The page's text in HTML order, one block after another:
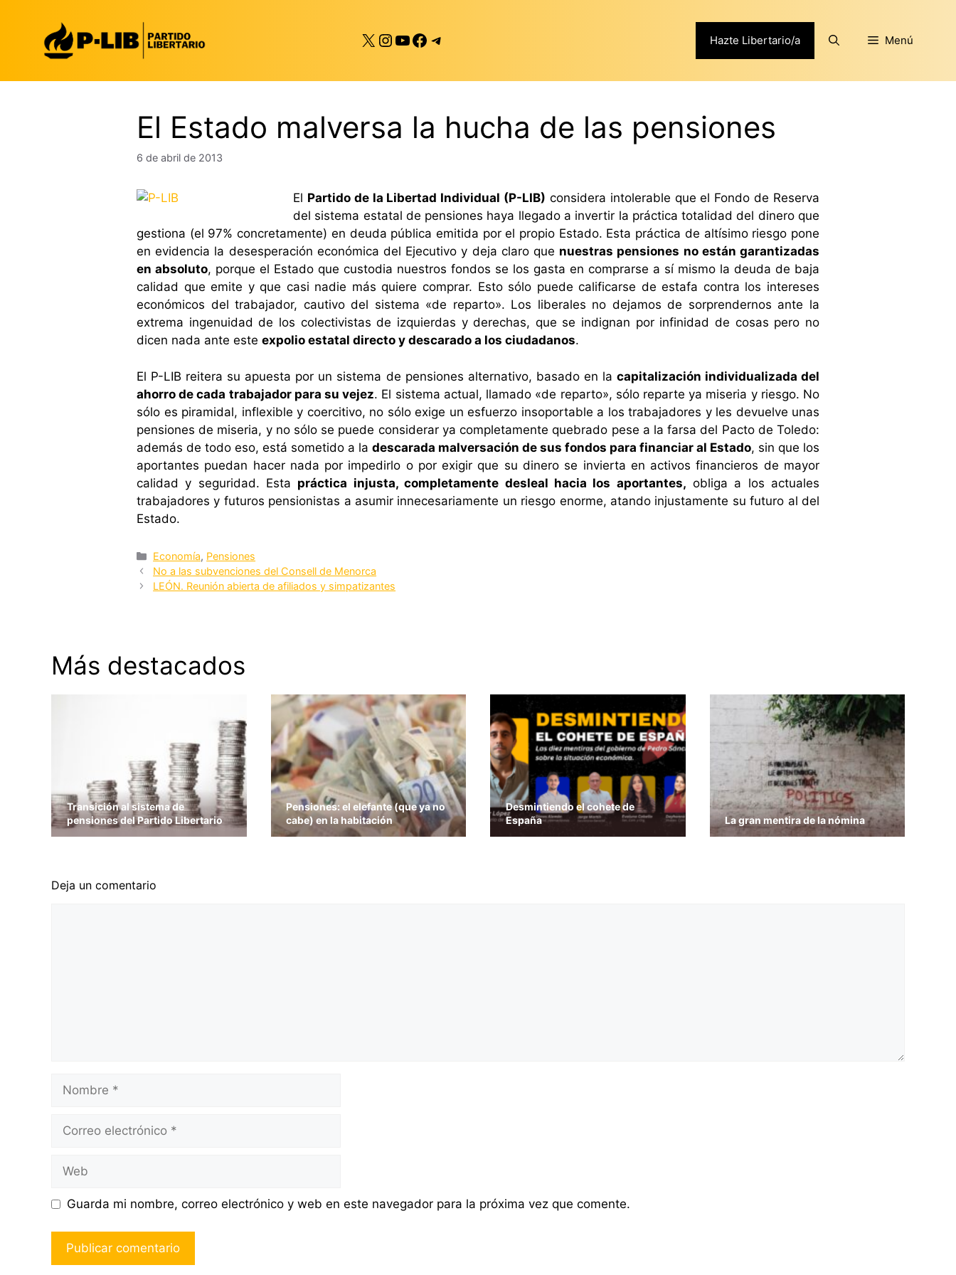
contenido
X Instagram
YouTube
Facebook
Telegram Hazte Libertario/a Menú
El Estado malversa la hucha de las pensiones
6 de abril de 2013
El Partido de la Libertad Individual (P-LIB) considera intolerable que el Fondo de Reserva
del sistema estatal de pensiones haya llegado a invertir la práctica totalidad del dinero que
gestiona (el 97% concretamente) en deuda pública emitida por el propio Estado. Esta práctica de altísimo riesgo pone
en evidencia la desesperación económica del Ejecutivo y deja claro que nuestras pensiones no están garantizadas
en absoluto, porque el Estado que custodia nuestros fondos se los gasta en comprarse a sí mismo la deuda de baja
calidad que emite y que casi nadie más quiere comprar. Esto sólo puede calificarse de estafa contra los intereses
económicos del trabajador, cautivo del sistema «de reparto». Los liberales no dejamos de sorprendernos ante la
extrema ingenuidad de los colectivistas de izquierdas y derechas, que se indignan por infinidad de cosas pero no
dicen nada ante este expolio estatal directo y descarado a los ciudadanos.
El P-LIB reitera su apuesta por un sistema de pensiones alternativo, basado en la capitalización individualizada del
ahorro de cada trabajador para su vejez. El sistema actual, llamado «de reparto», sólo reparte ya miseria y riesgo. No
sólo es piramidal, inflexible y coercitivo, no sólo exige un esfuerzo insoportable a los trabajadores y les devuelve unas
pensiones de miseria, y no sólo se puede considerar ya completamente quebrado pese a la farsa del Pacto de Toledo:
además de todo eso, está sometido a la descarada malversación de sus fondos para financiar al Estado, sin que los
aportantes puedan hacer nada por impedirlo o por exigir que su dinero se invierta en activos financieros de mayor
calidad y seguridad. Esta práctica injusta, completamente desleal hacia los aportantes, obliga a los actuales
trabajadores y futuros pensionistas a asumir innecesariamente un riesgo enorme, atando injustamente su futuro al del
Estado.
Categorías
Economía, Pensiones
No a las subvenciones del Consell de Menorca
LEÓN. Reunión abierta de afiliados y simpatizantes
Más destacados
Transición al sistema de
pensiones del Partido Libertario
Pensiones: el elefante (que ya no
cabe) en la habitación
Desmintiendo el cohete de
España
La gran mentira de la nómina
Deja un comentario
Nombre
Correo
Web
Guarda mi nombre, correo electrónico y web en este navegador para la próxima vez que comente.